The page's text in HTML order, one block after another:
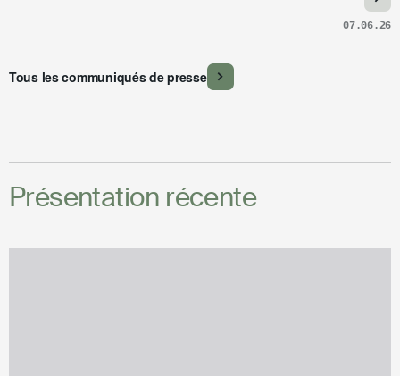
07.06.26
Tous les communiqués de presse
Présentation récente